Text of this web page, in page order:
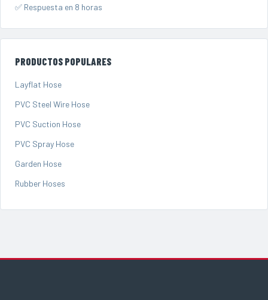
✅ Respuesta en 8 horas
PRODUCTOS POPULARES
Layflat Hose
PVC Steel Wire Hose
PVC Suction Hose
PVC Spray Hose
Garden Hose
Rubber Hoses